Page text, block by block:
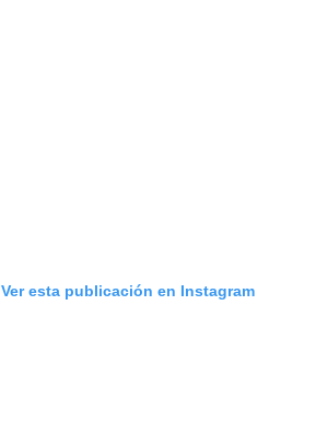
Ver esta publicación en Instagram